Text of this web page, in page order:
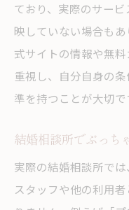
結婚相談所
結婚相談所
軸
ブラックリスト
結婚相談所
ており、実際のサー
映していない場合も
式サイトの情報や無
重視し、自分自身の
準を持つことが大切で
結婚相談所でぶっち
実際の結婚相談所で
スタッフや他の利用